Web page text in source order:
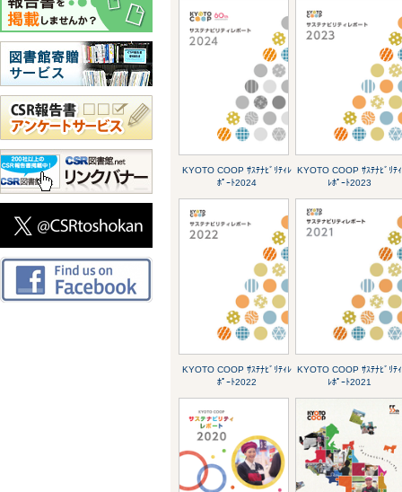
KYOTO COOP ｻｽﾃﾅﾋﾞﾘﾃｨﾚ
ﾎﾟｰﾄ2024
KYOTO COOP ｻｽﾃﾅﾋﾞﾘﾃｨ
ﾚﾎﾟｰﾄ2023
KYOTO COOP ｻｽﾃﾅﾋﾞﾘﾃｨﾚ
ﾎﾟｰﾄ2022
KYOTO COOP ｻｽﾃﾅﾋﾞﾘﾃｨ
ﾚﾎﾟｰﾄ2021